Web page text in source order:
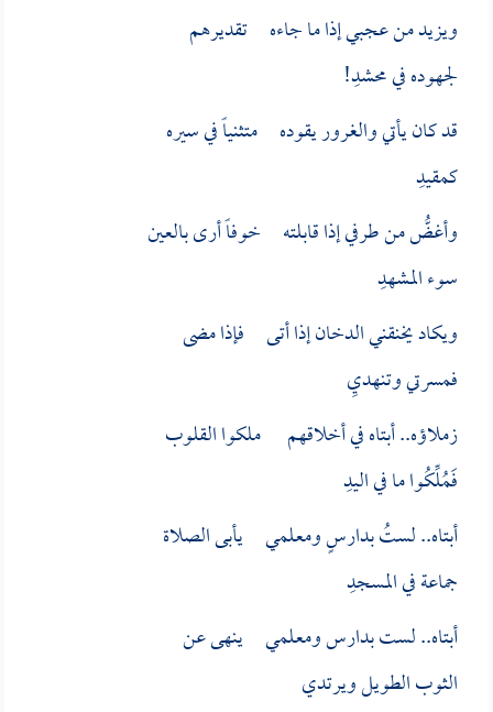
ويزيد من عجبي إذا ما جاءه تقديرهم
لجهوده في محشدِ!
قد كان يأتي والغرور يقوده متثنياً في سيره
كمقيدِ
وأغضُّ من طرفي إذا قابلته خوفاً أرى بالعين
سوء المشهدِ
ويكاد يخنقني الدخان إذا أتى فإذا مضى
فمسرتي وتنهديِ
زملاؤه.. أبتاه في أخلاقهم ملكوا القلوب
فَمُلِّكُوا ما في اليدِ
أبتاه.. لستُ بدارسٍ ومعلمي يأبى الصلاة
جماعة في المسجدِ
أبتاه.. لست بدارس ومعلمي ينهى عن
الثوب الطويل ويرتدي